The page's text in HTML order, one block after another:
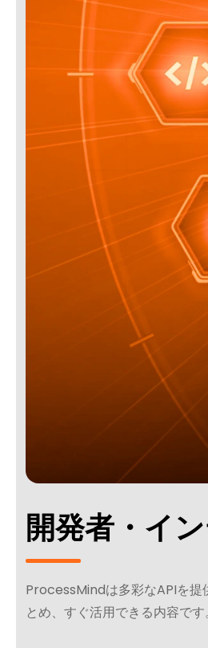
開発者・イ
ProcessMindは多彩なAPIを提
とめ、すぐ活用できる内容です。